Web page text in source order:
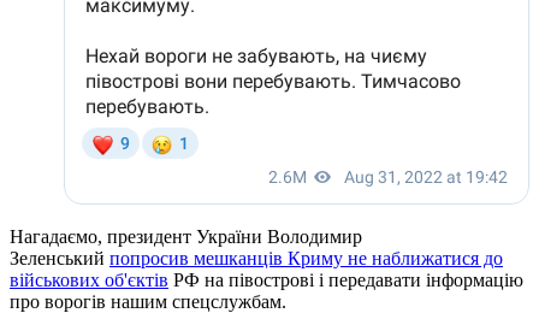
Нагадаємо, президент України Володимир
Зеленський попросив мешканців Криму не наближатися до
військових об'єктів РФ на півострові і передавати інформацію
про ворогів нашим спецслужбам.